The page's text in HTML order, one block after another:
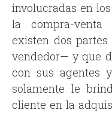
involucradas en
la compra-
existen dos
vendedor— y que
con sus agentes
solamente le
cliente en la